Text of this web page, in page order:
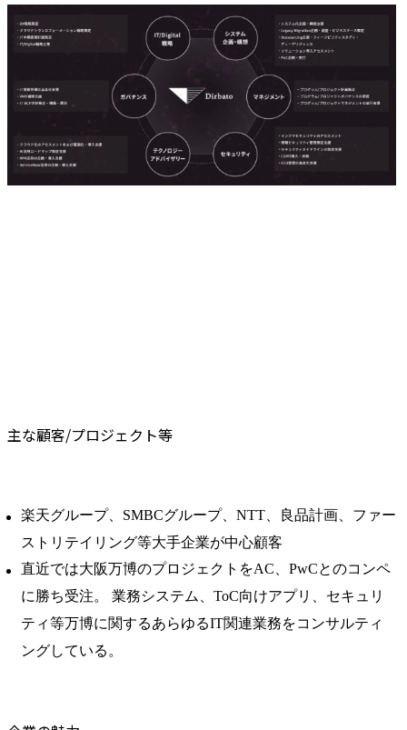
主な顧客/プロジェクト等
楽天グループ、SMBCグループ、NTT、良品計画、ファー
ストリテイリング等大手企業が中心顧客
直近では大阪万博のプロジェクトをAC、PwCとのコンペ
に勝ち受注。 業務システム、ToC向けアプリ、セキュリ
ティ等万博に関するあらゆるIT関連業務をコンサルティ
ングしている。